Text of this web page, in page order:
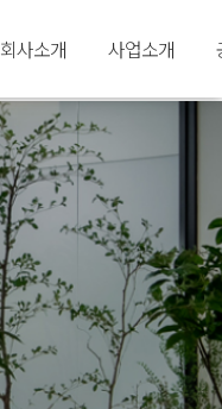
회사소개 사업소개